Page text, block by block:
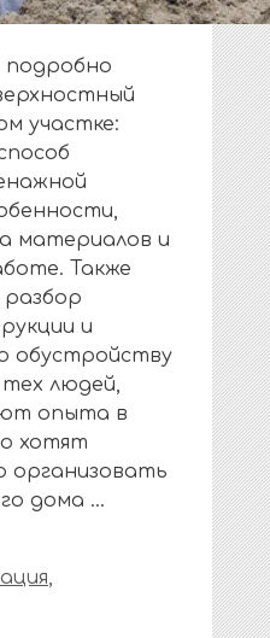
участке:
материалов и
Также
и
обустройству
тех людей,
опыта в
хотят
организовать
дома …
,